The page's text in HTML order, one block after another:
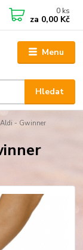
Menu
Hledat
0 ks
za 0,00 Kč
- Gwinner